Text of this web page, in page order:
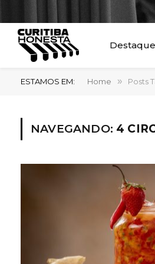
ESTAMOS EM: Home » Posts
NAVEGANDO: 4